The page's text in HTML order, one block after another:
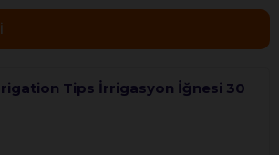
Tips İrrigasyon İğnesi 30